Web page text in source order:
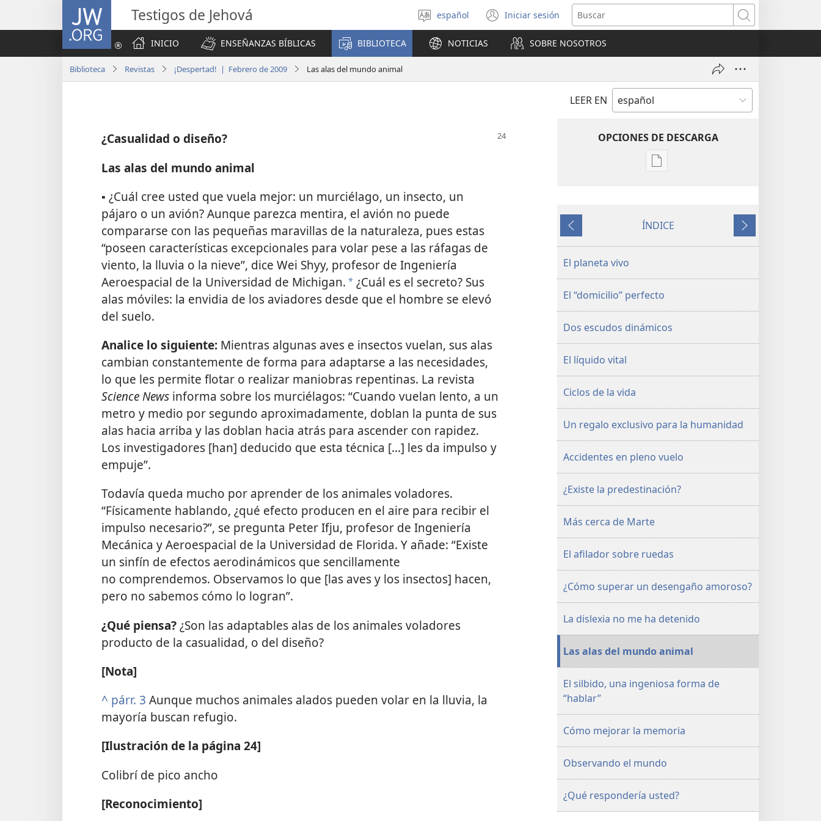
JW.ORG Testigos de Jehová
Seleccionar
idioma
español Iniciar sesión
(abre
una
nueva
ventana)
Buscar
INICIO
ENSEÑANZAS BÍBLICAS BIBLIOTECA NOTICIAS SOBRE NOSOTROS
Biblioteca Revistas ¡Despertad! | Febrero de 2009 Las alas del mundo animal
LEER EN
¿Casualidad o diseño?
Las alas del mundo animal
▪ ¿Cuál cree usted que vuela mejor: un murciélago, un insecto, un
pájaro o un avión? Aunque parezca mentira, el avión no puede
compararse con las pequeñas maravillas de la naturaleza, pues estas
“poseen características excepcionales para volar pese a las ráfagas de
viento, la lluvia o la nieve”, dice Wei Shyy, profesor de Ingeniería
Aeroespacial de la Universidad de Michigan. * ¿Cuál es el secreto? Sus
alas móviles: la envidia de los aviadores desde que el hombre se elevó
del suelo.
Analice lo siguiente: Mientras algunas aves e insectos vuelan, sus alas
cambian constantemente de forma para adaptarse a las necesidades,
lo que les permite flotar o realizar maniobras repentinas. La revista
Science News informa sobre los murciélagos: “Cuando vuelan lento, a un
metro y medio por segundo aproximadamente, doblan la punta de sus
alas hacia arriba y las doblan hacia atrás para ascender con rapidez.
Los investigadores [han] deducido que esta técnica [...] les da impulso y
empuje”.
Todavía queda mucho por aprender de los animales voladores.
“Físicamente hablando, ¿qué efecto producen en el aire para recibir el
impulso necesario?”, se pregunta Peter Ifju, profesor de Ingeniería
Mecánica y Aeroespacial de la Universidad de Florida. Y añade: “Existe
un sinfín de efectos aerodinámicos que sencillamente
no comprendemos. Observamos lo que [las aves y los insectos] hacen,
pero no sabemos cómo lo logran”.
¿Qué piensa?¿Son las adaptables alas de los animales voladores
producto de la casualidad, o del diseño?
[Nota]
^ párr. 3 Aunque muchos animales alados pueden volar en la lluvia, la
mayoría buscan refugio.
[Ilustración de la página 24]
Colibrí de pico ancho
[Reconocimiento]
OPCIONES DE DESCARGA
Opciones
publicaciones
Anterior
ÍNDICE
Siguiente
El planeta vivo
El “domicilio” perfecto
Dos escudos dinámicos
El líquido vital
Ciclos de la vida
Un regalo exclusivo para la humanidad
Accidentes en pleno vuelo
¿Existe la predestinación?
Más cerca de Marte
El afilador sobre ruedas
¿Cómo superar un desengaño amoroso?
La dislexia no me ha detenido
Las alas del mundo animal
El silbido, una ingeniosa forma de
“hablar”
Cómo mejorar la memoria
Observando el mundo
¿Qué respondería usted?